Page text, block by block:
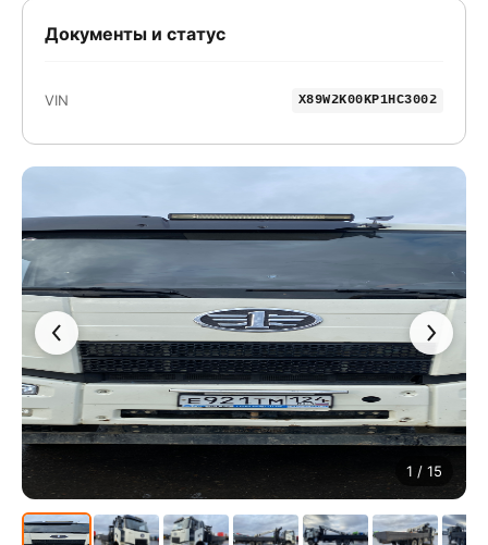
1 / 15
Документы и статус
VIN X89W2K00KP1HC3002